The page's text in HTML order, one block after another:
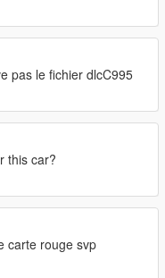
pas le fichier dlcC995
this car?
carte rouge svp